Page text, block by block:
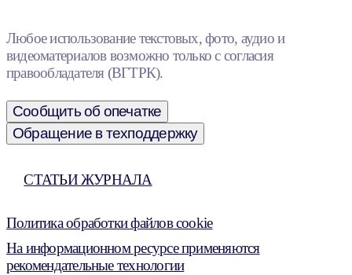
Любое использование текстовых, фото, аудио и
видеоматериалов возможно только с согласия
правообладателя (ВГТРК).
Сообщить об опечатке
Обращение в техподдержку
СТАТЬИ ЖУРНАЛА
Политика обработки файлов cookie
На информационном ресурсе применяются
рекомендательные технологии